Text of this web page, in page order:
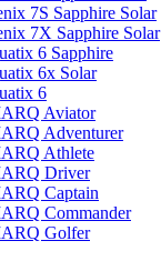
7S Sapphire Solar
7X Sapphire Solar
6 Sapphire
6x Solar
6
Aviator
Adventurer
Athlete
Driver
Captain
Commander
Golfer